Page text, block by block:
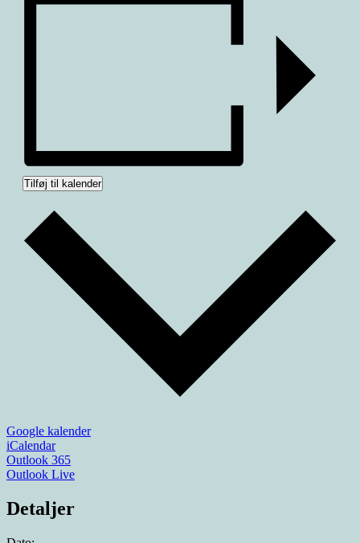
Tilføj til kalender
Google kalender
iCalendar
Outlook 365
Outlook Live
Detaljer